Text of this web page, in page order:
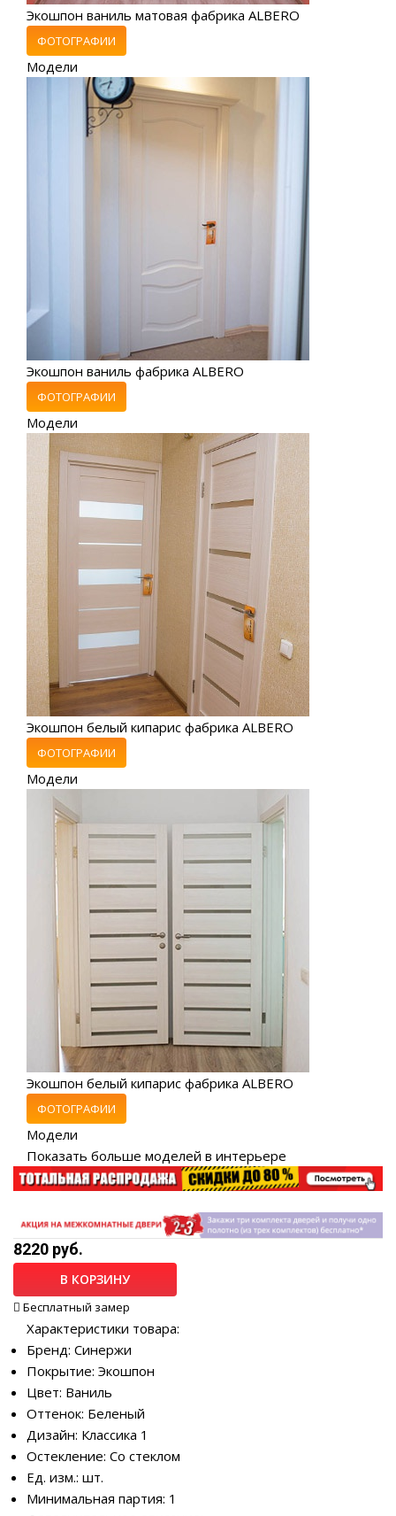
Экошпон ваниль матовая фабрика ALBERO
ФОТОГРАФИИ
Модели
Экошпон ваниль фабрика ALBERO
ФОТОГРАФИИ
Модели
Экошпон белый кипарис фабрика ALBERO
ФОТОГРАФИИ
Модели
Экошпон белый кипарис фабрика ALBERO
ФОТОГРАФИИ
Модели
Показать больше моделей в интерьере
8220 руб.
В КОРЗИНУ
Бесплатный замер
Характеристики товара:
Бренд: Синержи
Покрытие: Экошпон
Цвет: Ваниль
Оттенок: Беленый
Дизайн: Классика 1
Остекление: Со стеклом
Ед. изм.: шт.
Минимальная партия: 1